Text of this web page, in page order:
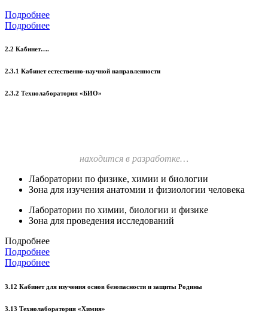
Подробнее
Подробнее
2.2 Кабинет….
2.3.1 Кабинет естественно-научной направленности
2.3.2 Технолаборатория «БИО»
находится в разработке…
Лаборатории по физике, химии и биологии
Зона для изучения анатомии и физиологии человека
Лаборатории по химии, биологии и физике
Зона для проведения исследований
Подробнее
Подробнее
Подробнее
3.12 Кабинет для изучения основ безопасности и защиты Родины
3.13 Технолаборатория «Химия»